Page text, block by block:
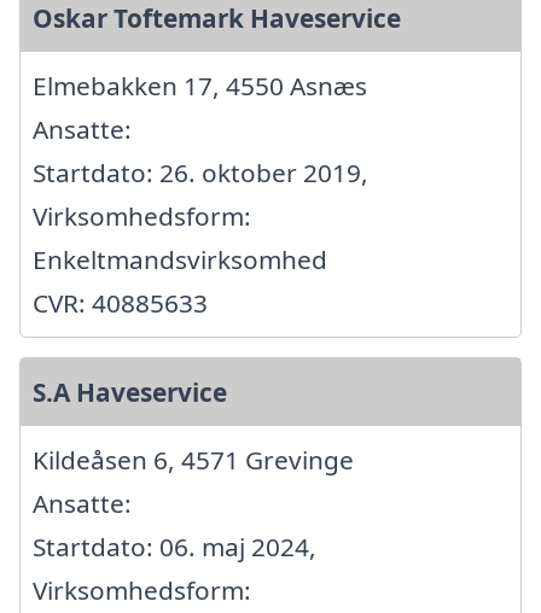
Oskar Toftemark Haveservice
Elmebakken 17, 4550 Asnæs
Ansatte:
Startdato: 26. oktober 2019,
Virksomhedsform:
Enkeltmandsvirksomhed
CVR: 40885633
S.A Haveservice
Kildeåsen 6, 4571 Grevinge
Ansatte:
Startdato: 06. maj 2024,
Virksomhedsform: